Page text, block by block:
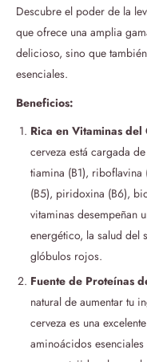
Descubre el poder de la
que ofrece una amplia
delicioso, sino que
esenciales.
Beneficios:
Rica en Vitaminas del
cerveza está cargada
tiamina (B1),
(B5), piridoxina (B6),
vitaminas desempeñan
energético, la salud del
glóbulos rojos.
Fuente de Proteínas
natural de aumentar tu
cerveza es una
aminoácidos